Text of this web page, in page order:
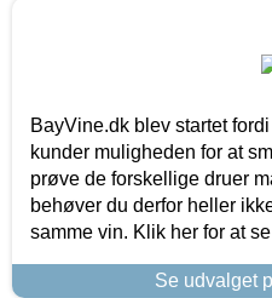
BayVine.dk blev startet
kunder muligheden for at
prøve de forskellige druer
behøver du derfor heller
samme vin. Klik her for at
Se udvalget